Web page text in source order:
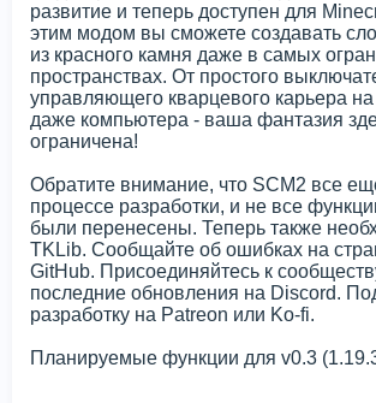
развитие и теперь доступен для
этим модом вы сможете создавать
из красного камня даже в самых
пространствах. От простого
управляющего кварцевого карьера на
даже компьютера - ваша фантазия
ограничена!
Обратите внимание, что SCM2 все
процессе разработки, и не все
были перенесены. Теперь также
TKLib. Сообщайте об ошибках на
GitHub. Присоединяйтесь к
последние обновления на Discord.
разработку на Patreon или Ko-fi.
Планируемые функции для v0.3